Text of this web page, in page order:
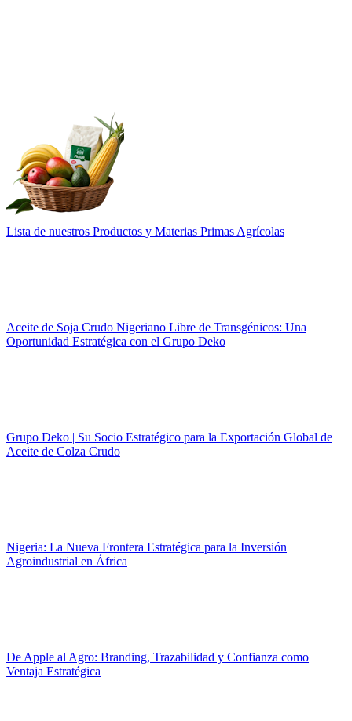
Lista de nuestros Productos y Materias Primas Agrícolas
Aceite de Soja Crudo Nigeriano Libre de Transgénicos: Una
Oportunidad Estratégica con el Grupo Deko
Grupo Deko | Su Socio Estratégico para la Exportación Global de
Aceite de Colza Crudo
Nigeria: La Nueva Frontera Estratégica para la Inversión
Agroindustrial en África
De Apple al Agro: Branding, Trazabilidad y Confianza como
Ventaja Estratégica